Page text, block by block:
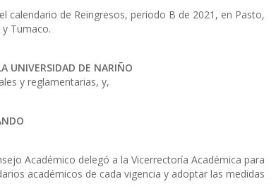
calendario de Reingresos, periodo B de 2021, en Pasto,
Tumaco.
UNIVERSIDAD DE NARIÑO
y reglamentarias, y,
Académico delegó a la Vicerrectoría Académica para
académicos de cada vigencia y adoptar las medidas